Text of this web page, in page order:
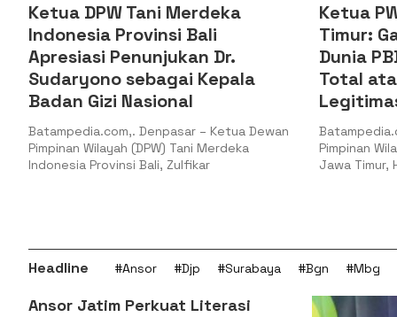
Ketua PW GP Ansor Jawa
Timur: Gaza Menguji Nurani
Dunia PBB Harus Reformasi
Total atau Kehilangan
Legitimasi
Batampedia.com,. Surabaya – Ketua
Pimpinan Wilayah Gerakan Pemuda Ansor
Jawa Timur, H. Musaffa Safril,
PKC
PMII
Berada
Koordinator
Mahasiswa
Riau
Headline #Ansor #Djp #Surabaya #Bgn #Mbg
Ansor Jatim Perkuat Literasi